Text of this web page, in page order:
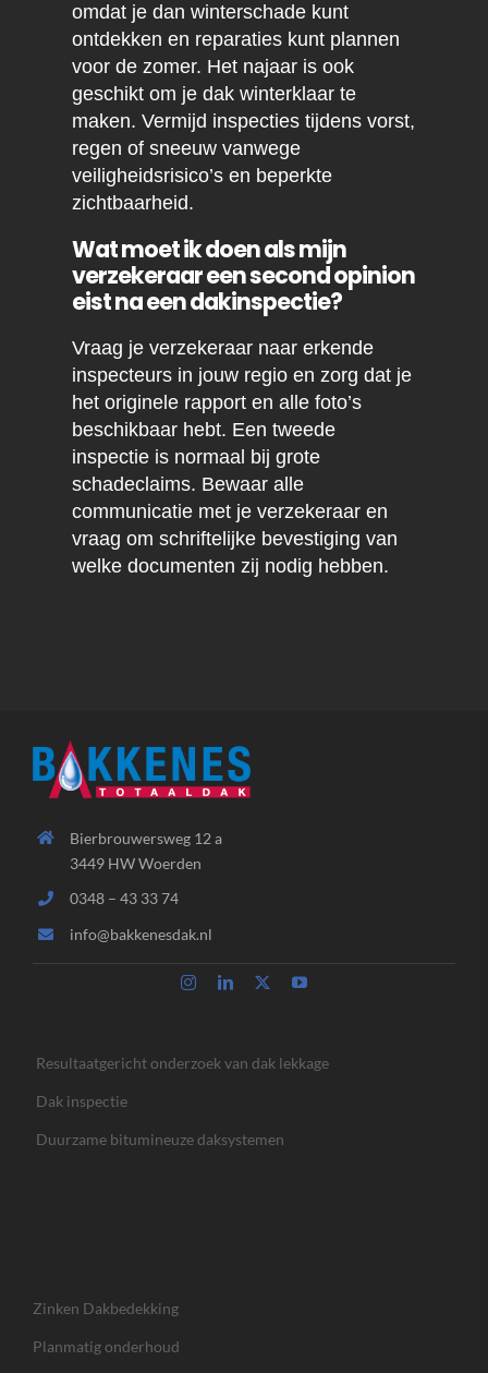
omdat je dan winterschade kunt
ontdekken en reparaties kunt plannen
voor de zomer. Het najaar is ook
geschikt om je dak winterklaar te
maken. Vermijd inspecties tijdens vorst,
regen of sneeuw vanwege
veiligheidsrisico’s en beperkte
zichtbaarheid.
Wat moet ik doen als mijn
verzekeraar een second opinion
eist na een dakinspectie?
Vraag je verzekeraar naar erkende
inspecteurs in jouw regio en zorg dat je
het originele rapport en alle foto’s
beschikbaar hebt. Een tweede
inspectie is normaal bij grote
schadeclaims. Bewaar alle
communicatie met je verzekeraar en
vraag om schriftelijke bevestiging van
welke documenten zij nodig hebben.
Bierbrouwersweg 12 a
3449 HW Woerden
0348 – 43 33 74
info@bakkenesdak.nl
Resultaatgericht onderzoek van dak lekkage
Dak inspectie
Duurzame bitumineuze daksystemen
Zinken Dakbedekking
Planmatig onderhoud